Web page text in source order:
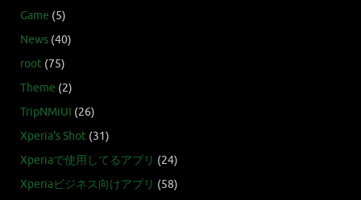
Game (5)
News (40)
root (75)
Theme (2)
TripNMiUI (26)
Xperia's Shot (31)
Xperiaで使用してるアプリ (24)
Xperiaビジネス向けアプリ (58)